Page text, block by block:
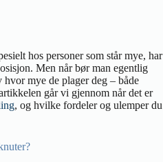
hos personer som står mye, har
Men når bør man egentlig
hvor mye de plager deg – både
går vi gjennom når det er
, og hvilke fordeler og ulemper du